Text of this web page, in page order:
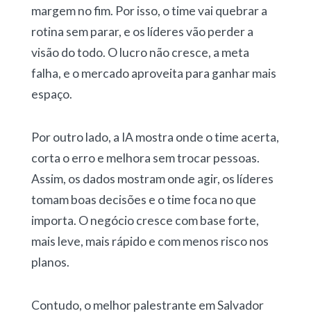
margem no fim. Por isso, o time vai quebrar a
rotina sem parar, e os líderes vão perder a
visão do todo. O lucro não cresce, a meta
falha, e o mercado aproveita para ganhar mais
espaço.
Por outro lado, a IA mostra onde o time acerta,
corta o erro e melhora sem trocar pessoas.
Assim, os dados mostram onde agir, os líderes
tomam boas decisões e o time foca no que
importa. O negócio cresce com base forte,
mais leve, mais rápido e com menos risco nos
planos.
Contudo, o melhor palestrante em Salvador